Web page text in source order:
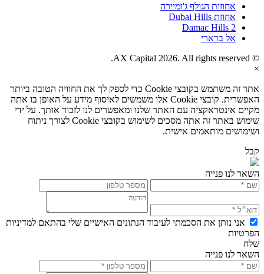
אחוזות הגולף ג'ומיירה
אחוזת Dubai Hills
Damac Hills 2
אל ברארי
© AX Capital 2026. All rights reserved.
×
אתר זה משתמש בקובצי Cookie כדי לספק לך את החוויה הטובה ביותר
האפשרית. קובצי Cookie אלו משמשים לאיסוף מידע על האופן בו אתה
מקיים אינטראקציה עם האתר שלנו ומאפשרים לנו לזכור אותך. על ידי
שימוש באתר זה אתה מסכים לשימוש בקובצי Cookie לצורך ניתוח
ושימושים מותאמים אישית.
קבל
השאר לנו פנייה
אני נותן את הסכמתי לעיבוד הנתונים האישיים שלי בהתאם למדיניות
הפרטיות
שלח
השאר לנו פנייה